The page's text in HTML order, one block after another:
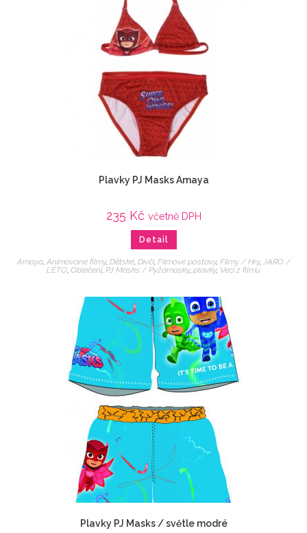
Plavky PJ Masks Amaya
235 Kč včetně DPH
Detail
Amaya, Animované filmy, Dětské, Dívčí, Filmové postavy, Filmy / Hry, JARO /
LÉTO, Oblečení, PJ Masks / Pyžamasky, plavky, Veci z filmu
Plavky PJ Masks / světle modré